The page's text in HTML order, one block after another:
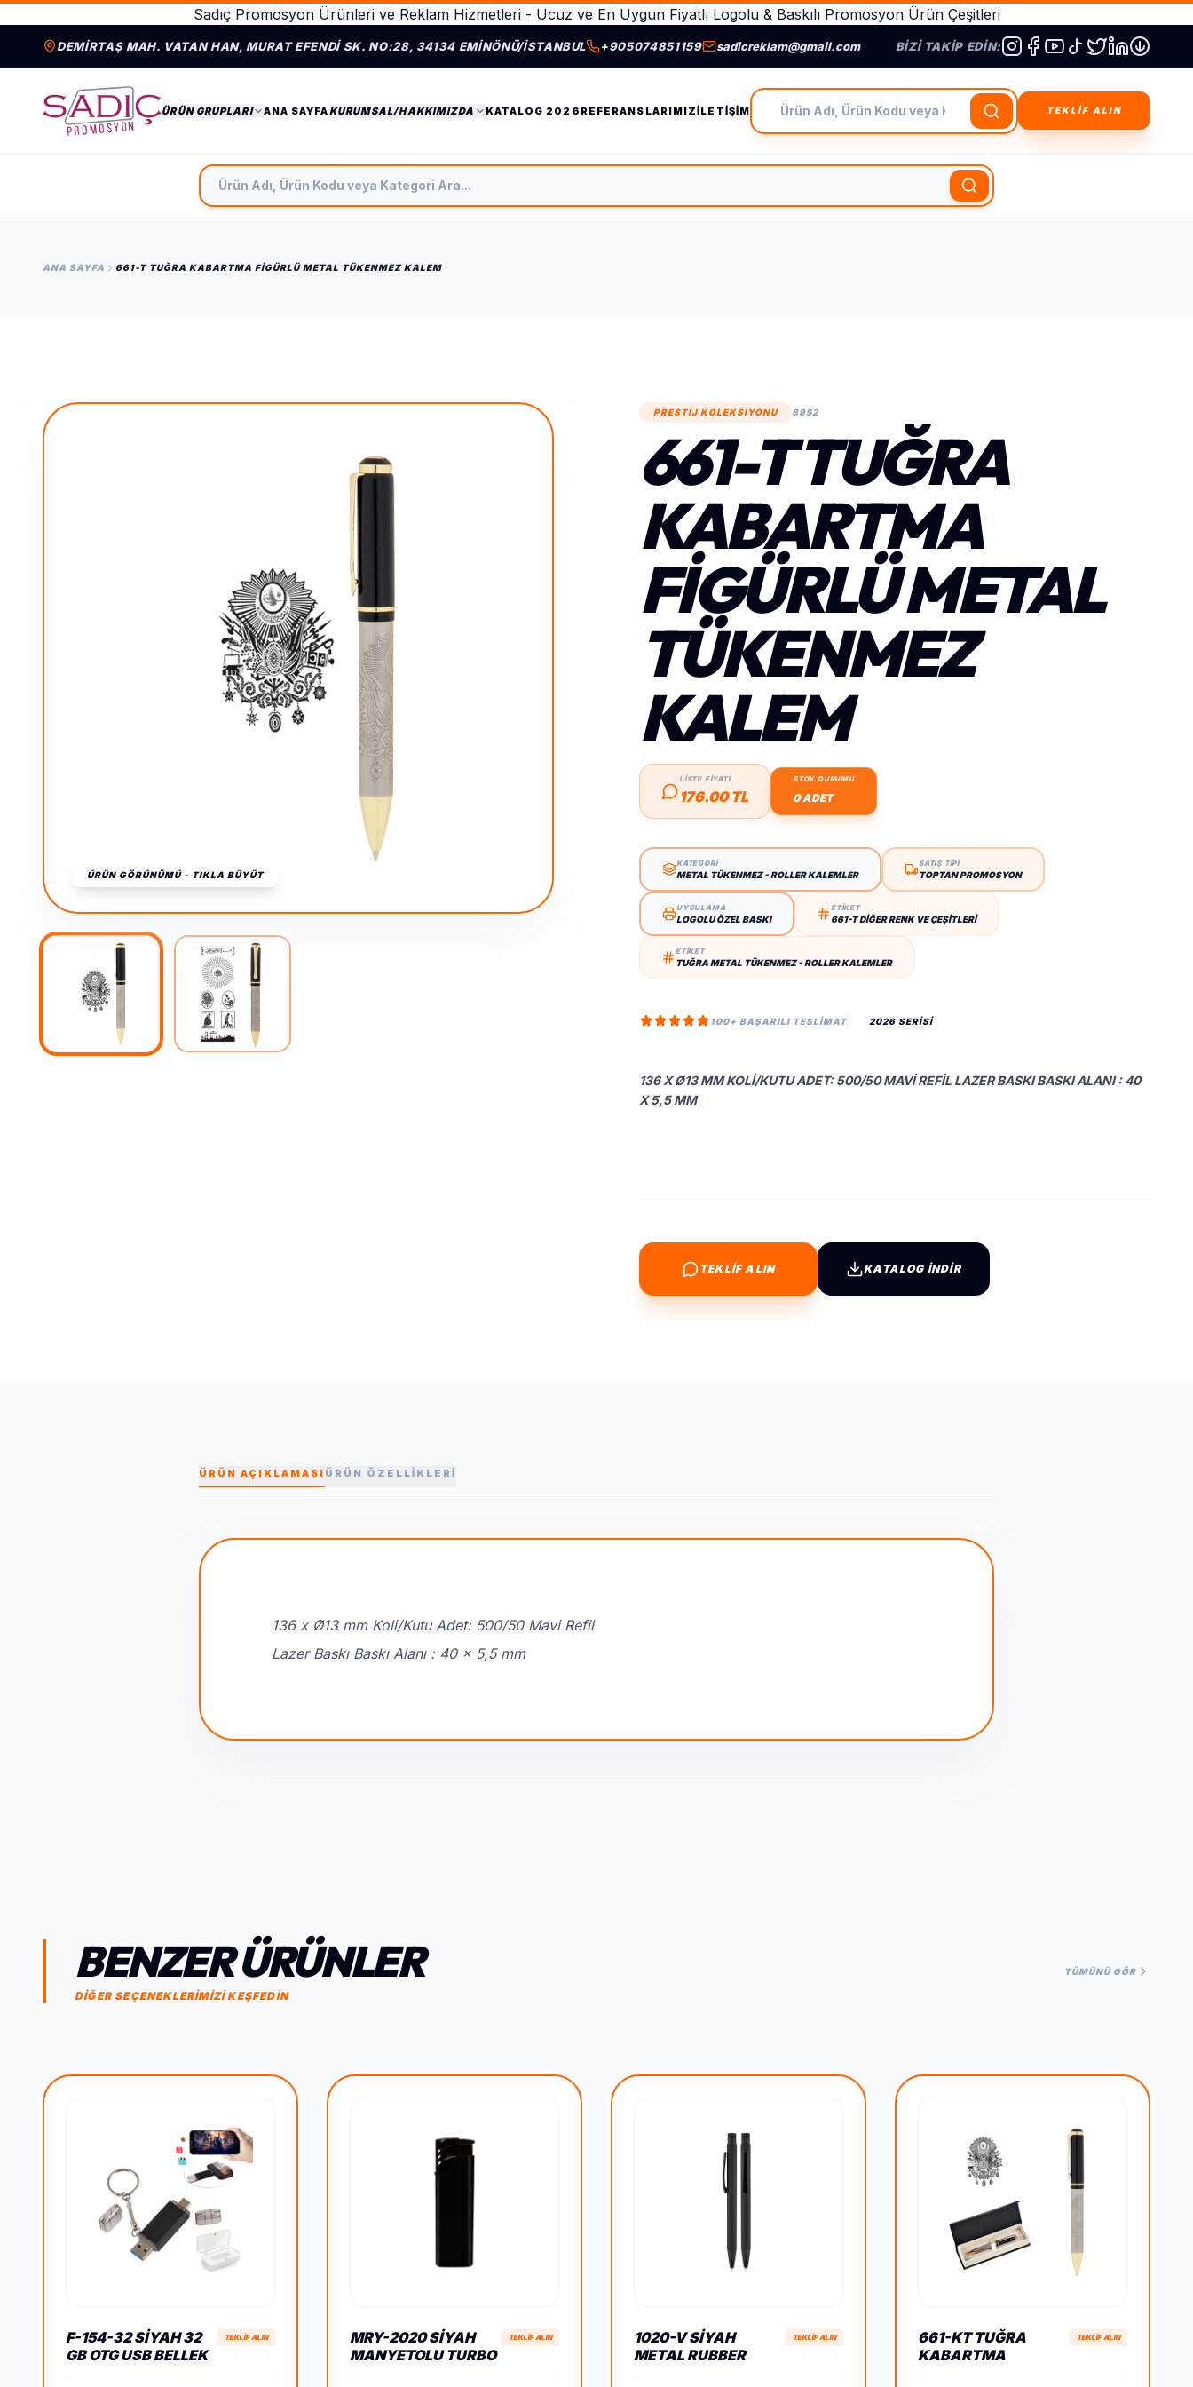
Sadıç Promosyon Ürünleri ve Reklam Hizmetleri - Ucuz ve En Uygun Fiyatlı Logolu & Baskılı Promosyon Ürün Çeşitleri
DEMIRTAŞ MAH. VATAN HAN, MURAT EFENDI SK. NO:28, 34134 EMINÖNÜ/İSTANBUL +905074851159 sadicreklam@gmail.com BIZI TAKIP EDIN:
ÜRÜN GRUPLARI ANA SAYFAKURUMSAL/HAKKIMIZDA KATALOG 2026 REFERANSLARIMIZİLETIŞIM
Ürün Adı, Ürün Kodu veya Kategori Ara
TEKLİF ALIN
Ürün Adı, Ürün Kodu veya Kategori Ara
ANA SAYFA 661-T TUĞRA KABARTMA FIGÜRLÜ METAL TÜKENMEZ KALEM
ÜRÜN GÖRÜNÜMÜ - TIKLA BÜYÜT
PRESTİJ KOLEKSİYONU 8952
661-T TUĞRA
KABARTMA
FIGÜRLÜ METAL
TÜKENMEZ
KALEM
LİSTE FİYATI
176.00 TL
STOK DURUMU
0 ADET
KATEGORİ
METAL TÜKENMEZ - ROLLER KALEMLER
SATIŞ TİPİ
TOPTAN PROMOSYON
UYGULAMA
LOGOLU ÖZEL BASKI
ETİKET
661-T DIĞER RENK VE ÇEŞITLERI
ETİKET
TUĞRA METAL TÜKENMEZ - ROLLER KALEMLER
100+ BAŞARILI TESLIMAT 2026 SERİSİ
136 X Ø13 MM KOLI/KUTU ADET: 500/50 MAVI REFIL LAZER BASKI BASKI ALANI : 40
X 5,5 MM
TEKLİF ALIN KATALOG İNDİR
ÜRÜN AÇIKLAMASI ÜRÜN ÖZELLİKLERİ
136 x Ø13 mm Koli/Kutu Adet: 500/50 Mavi Refil
Lazer Baskı Baskı Alanı : 40 x 5,5 mm
BENZER ÜRÜNLER
DİĞER SEÇENEKLERİMİZİ KEŞFEDİN
TÜMÜNÜ GÖR
F-154-32 SIYAH 32
GB OTG USB BELLEK
TEKLİF ALIN
MRY-2020 SIYAH
MANYETOLU TURBO
TEKLİF ALIN
1020-V SIYAH
METAL RUBBER
TEKLİF ALIN
661-KT TUĞRA
KABARTMA
TEKLİF ALIN